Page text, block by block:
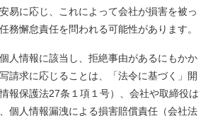
易に応じ、これによって会社が損害を被っ
務懈怠責任を問われる可能性があります。
人情報に該当し、拒絶事由があるにもかか
請求に応じることは、「法令に基づく」開
報保護法27条１項１号）、会社や取締役は
個人情報漏洩による損害賠償責任（会社法